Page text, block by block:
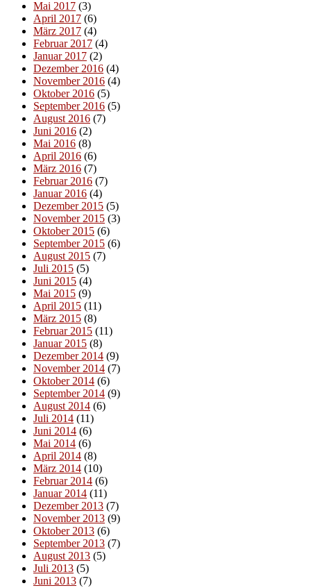
Mai 2017 (3)
April 2017 (6)
März 2017 (4)
Februar 2017 (4)
Januar 2017 (2)
Dezember 2016 (4)
November 2016 (4)
Oktober 2016 (5)
September 2016 (5)
August 2016 (7)
Juni 2016 (2)
Mai 2016 (8)
April 2016 (6)
März 2016 (7)
Februar 2016 (7)
Januar 2016 (4)
Dezember 2015 (5)
November 2015 (3)
Oktober 2015 (6)
September 2015 (6)
August 2015 (7)
Juli 2015 (5)
Juni 2015 (4)
Mai 2015 (9)
April 2015 (11)
März 2015 (8)
Februar 2015 (11)
Januar 2015 (8)
Dezember 2014 (9)
November 2014 (7)
Oktober 2014 (6)
September 2014 (9)
August 2014 (6)
Juli 2014 (11)
Juni 2014 (6)
Mai 2014 (6)
April 2014 (8)
März 2014 (10)
Februar 2014 (6)
Januar 2014 (11)
Dezember 2013 (7)
November 2013 (9)
Oktober 2013 (6)
September 2013 (7)
August 2013 (5)
Juli 2013 (5)
Juni 2013 (7)